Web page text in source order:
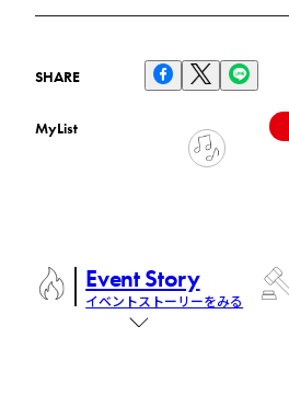
SHARE
MyList
Event Story
イベントストーリーをみる